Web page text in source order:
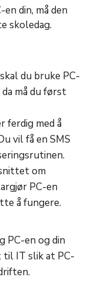
din, må den
skoledag.
du bruke PC-
må du først
ferdig med å
vil få en SMS
om
PC-en
å fungere.
PC-en og din
IT slik at PC-